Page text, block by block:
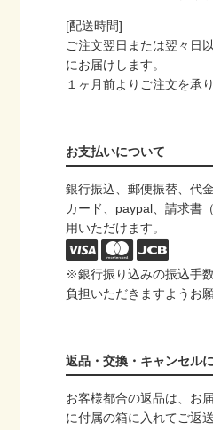
[配送時間]
ご注文翌日または翌々日
にお届けします。
１ヶ月前よりご注文を承り
お支払いについて
銀行振込、郵便振替、代
カード、paypal、請求書
用いただけます。
※銀行振り込みの振込手
負担いただきますようお
返品・交換・キャンセル
お客様都合の返品は、お
に付属の箱に入れてご返